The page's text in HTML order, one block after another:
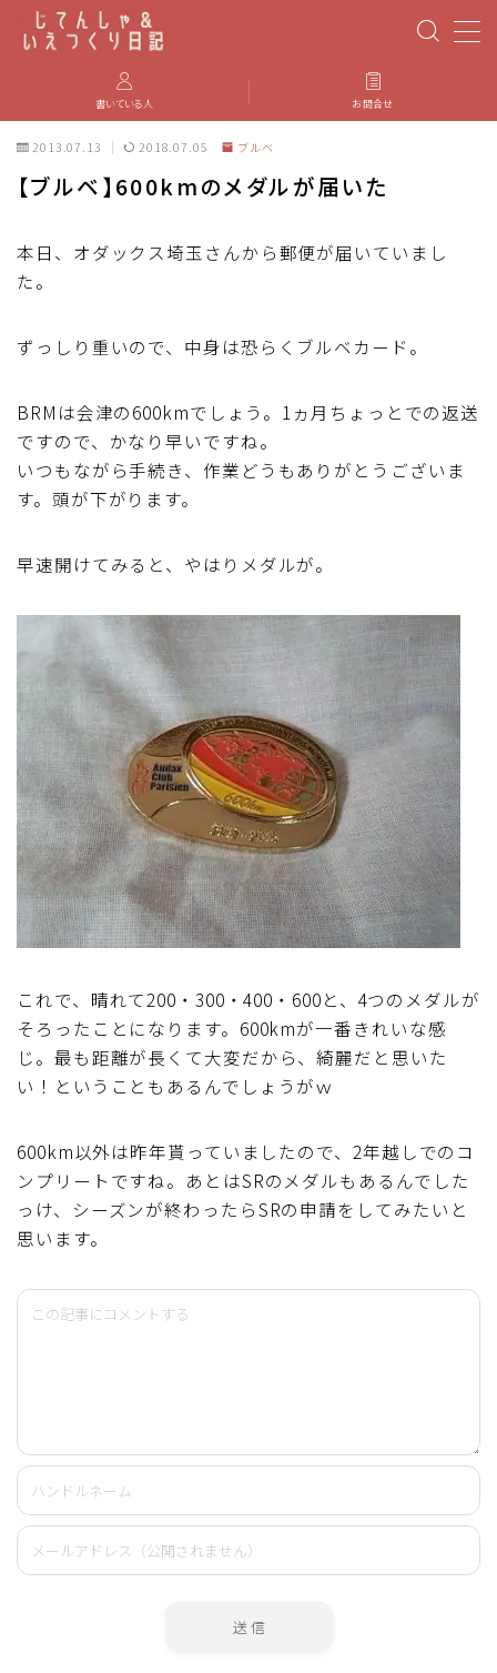
PBP(Paris-Brest-Paris)
パーツのインプレ・カスタマイズ
iGPSPORT
カステリ
ブルベ装備
ブルべレポート2025
ブルべレポート2024
ブルべレポート2023
ブルベレポート2022
ブルべレポート2021
ブルベレポート2019
ブルベレポート2018
ブルベレポート2017
ブルベレポート2016
ブルべレポート2012
書いている人 お問合せ
2013.07.13 2018.07.05 ブルベ
【ブルベ】600kmのメダルが届いた
本日、オダックス埼玉さんから郵便が届いていまし
た。
ずっしり重いので、中身は恐らくブルベカード。
BRMは会津の600kmでしょう。1ヵ月ちょっとでの返送
ですので、かなり早いですね。
いつもながら手続き、作業どうもありがとうございま
す。頭が下がります。
早速開けてみると、やはりメダルが。
これで、晴れて200・300・400・600と、4つのメダルが
そろったことになります。600kmが一番きれいな感
じ。最も距離が長くて大変だから、綺麗だと思いた
い！ということもあるんでしょうがｗ
600km以外は昨年貰っていましたので、2年越しでのコ
ンプリートですね。あとはSRのメダルもあるんでした
っけ、シーズンが終わったらSRの申請をしてみたいと
思います。